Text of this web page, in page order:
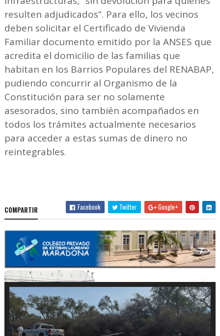
resulten adjudicados”. Para ello, los vecinos
deben solicitar el Certificado de Vivienda
Familiar documento emitido por la ANSES que
acredita el domicilio de las familias que
habitan en los Barrios Populares del RENABAP,
pudiendo concurrir al Organismo de la
Constitución para ser no solamente
asesorados, sino también acompañados en
todos los trámites actualmente necesarios
para acceder a estas sumas de dinero no
reintegrables.
COMPARTIR Facebook Twitter Google+